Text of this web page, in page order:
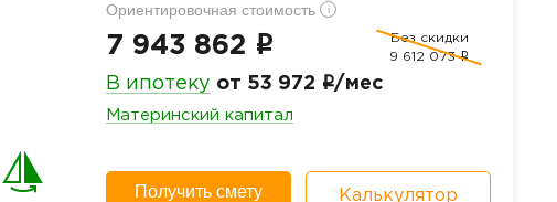
Ориентировочная стоимость i
7 943 862 i
Без скидки
9 612 073 i
В ипотеку от 53 972 i/мес
Материнский капитал
Получить смету
Калькулятор